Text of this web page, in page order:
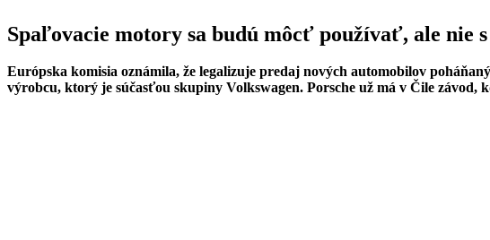
Spaľovacie motory sa budú môcť používať, ale nie
Európska komisia oznámila, že legalizuje predaj nových automobilov
výrobcu, ktorý je súčasťou skupiny Volkswagen. Porsche už má v Čile závod,